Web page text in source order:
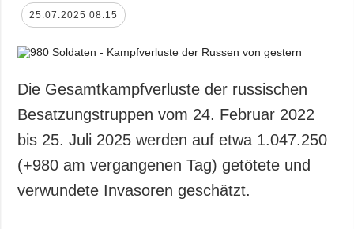
Wiederaufbau
Politik
Wirtschaft
Militär
Gesellschaft und
Politik zur
und zum Schutz
personenbezogener
Daten
25.07.2025 08:15
Die Gesamtkampfverluste der russischen
Besatzungstruppen vom 24. Februar 2022
bis 25. Juli 2025 werden auf etwa 1.047.250
(+980 am vergangenen Tag) getötete und
verwundete Invasoren geschätzt.